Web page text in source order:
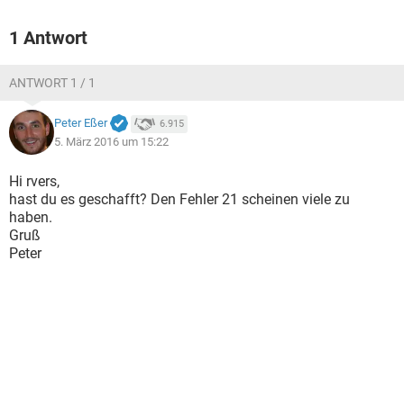
1 Antwort
ANTWORT 1 / 1
Peter Eßer 6.915
5. März 2016 um 15:22
Hi rvers,
hast du es geschafft? Den Fehler 21 scheinen viele zu
haben.
Gruß
Peter